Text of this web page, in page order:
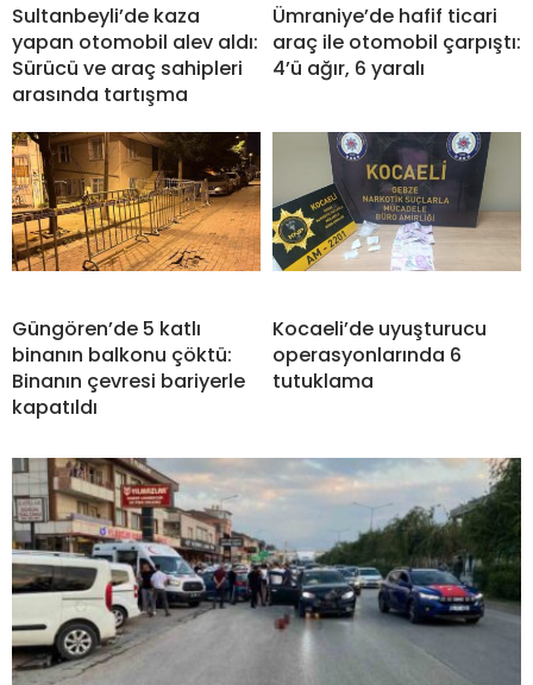
Sultanbeyli’de kaza
yapan otomobil alev aldı:
Sürücü ve araç sahipleri
arasında tartışma
Ümraniye’de hafif ticari
araç ile otomobil çarpıştı:
4’ü ağır, 6 yaralı
Güngören’de 5 katlı
binanın balkonu çöktü:
Binanın çevresi bariyerle
kapatıldı
Kocaeli’de uyuşturucu
operasyonlarında 6
tutuklama